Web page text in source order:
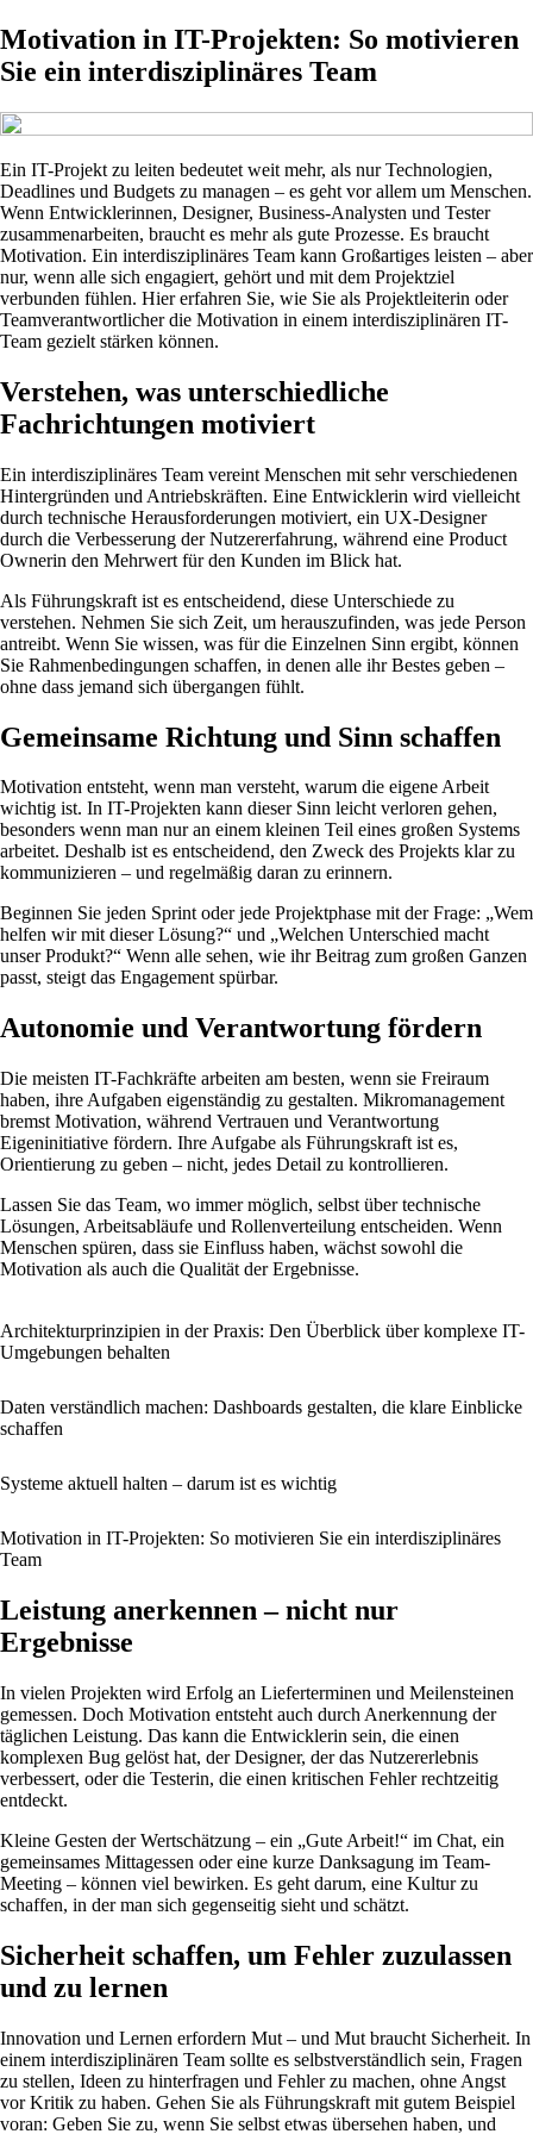
Motivation in IT-Projekten: So motivieren
Sie ein interdisziplinäres Team
Ein IT-Projekt zu leiten bedeutet weit mehr, als nur Technologien,
Deadlines und Budgets zu managen – es geht vor allem um Menschen.
Wenn Entwicklerinnen, Designer, Business-Analysten und Tester
zusammenarbeiten, braucht es mehr als gute Prozesse. Es braucht
Motivation. Ein interdisziplinäres Team kann Großartiges leisten – aber
nur, wenn alle sich engagiert, gehört und mit dem Projektziel
verbunden fühlen. Hier erfahren Sie, wie Sie als Projektleiterin oder
Teamverantwortlicher die Motivation in einem interdisziplinären IT-
Team gezielt stärken können.
Verstehen, was unterschiedliche
Fachrichtungen motiviert
Ein interdisziplinäres Team vereint Menschen mit sehr verschiedenen
Hintergründen und Antriebskräften. Eine Entwicklerin wird vielleicht
durch technische Herausforderungen motiviert, ein UX-Designer
durch die Verbesserung der Nutzererfahrung, während eine Product
Ownerin den Mehrwert für den Kunden im Blick hat.
Als Führungskraft ist es entscheidend, diese Unterschiede zu
verstehen. Nehmen Sie sich Zeit, um herauszufinden, was jede Person
antreibt. Wenn Sie wissen, was für die Einzelnen Sinn ergibt, können
Sie Rahmenbedingungen schaffen, in denen alle ihr Bestes geben –
ohne dass jemand sich übergangen fühlt.
Gemeinsame Richtung und Sinn schaffen
Motivation entsteht, wenn man versteht, warum die eigene Arbeit
wichtig ist. In IT-Projekten kann dieser Sinn leicht verloren gehen,
besonders wenn man nur an einem kleinen Teil eines großen Systems
arbeitet. Deshalb ist es entscheidend, den Zweck des Projekts klar zu
kommunizieren – und regelmäßig daran zu erinnern.
Beginnen Sie jeden Sprint oder jede Projektphase mit der Frage: „Wem
helfen wir mit dieser Lösung?“ und „Welchen Unterschied macht
unser Produkt?“ Wenn alle sehen, wie ihr Beitrag zum großen Ganzen
passt, steigt das Engagement spürbar.
Autonomie und Verantwortung fördern
Die meisten IT-Fachkräfte arbeiten am besten, wenn sie Freiraum
haben, ihre Aufgaben eigenständig zu gestalten. Mikromanagement
bremst Motivation, während Vertrauen und Verantwortung
Eigeninitiative fördern. Ihre Aufgabe als Führungskraft ist es,
Orientierung zu geben – nicht, jedes Detail zu kontrollieren.
Lassen Sie das Team, wo immer möglich, selbst über technische
Lösungen, Arbeitsabläufe und Rollenverteilung entscheiden. Wenn
Menschen spüren, dass sie Einfluss haben, wächst sowohl die
Motivation als auch die Qualität der Ergebnisse.
Architekturprinzipien in der Praxis: Den Überblick über komplexe IT-
Umgebungen behalten
Daten verständlich machen: Dashboards gestalten, die klare Einblicke
schaffen
Systeme aktuell halten – darum ist es wichtig
Motivation in IT-Projekten: So motivieren Sie ein interdisziplinäres
Team
Leistung anerkennen – nicht nur
Ergebnisse
In vielen Projekten wird Erfolg an Lieferterminen und Meilensteinen
gemessen. Doch Motivation entsteht auch durch Anerkennung der
täglichen Leistung. Das kann die Entwicklerin sein, die einen
komplexen Bug gelöst hat, der Designer, der das Nutzererlebnis
verbessert, oder die Testerin, die einen kritischen Fehler rechtzeitig
entdeckt.
Kleine Gesten der Wertschätzung – ein „Gute Arbeit!“ im Chat, ein
gemeinsames Mittagessen oder eine kurze Danksagung im Team-
Meeting – können viel bewirken. Es geht darum, eine Kultur zu
schaffen, in der man sich gegenseitig sieht und schätzt.
Sicherheit schaffen, um Fehler zuzulassen
und zu lernen
Innovation und Lernen erfordern Mut – und Mut braucht Sicherheit. In
einem interdisziplinären Team sollte es selbstverständlich sein, Fragen
zu stellen, Ideen zu hinterfragen und Fehler zu machen, ohne Angst
vor Kritik zu haben. Gehen Sie als Führungskraft mit gutem Beispiel
voran: Geben Sie zu, wenn Sie selbst etwas übersehen haben, und